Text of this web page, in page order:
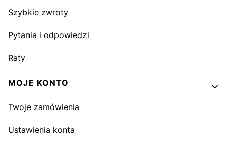
Szybkie zwroty
Pytania i odpowiedzi
Raty
MOJE KONTO
Twoje zamówienia
Ustawienia konta